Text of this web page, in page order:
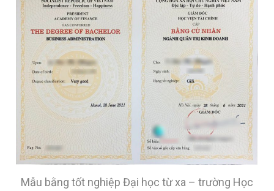
Mẫu bằng tốt nghiệp Đại học từ xa – trường Học